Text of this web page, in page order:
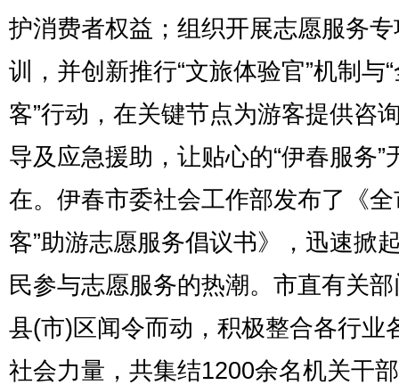
护消费者权益；组织开展志愿服务
训，并创新推行“文旅体验官”机制与
客”行动，在关键节点为游客提供咨
导及应急援助，让贴心的“伊春服务”
在。伊春市委社会工作部发布了《全
客”助游志愿服务倡议书》，迅速掀
民参与志愿服务的热潮。市直有关
县(市)区闻令而动，积极整合各行业
社会力量，共集结1200余名机关干